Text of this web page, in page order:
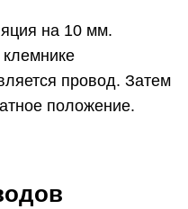
на 10 мм.
провод. Затем
положение.